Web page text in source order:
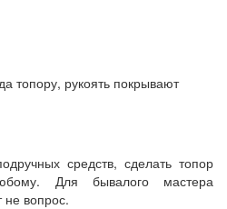
топору, рукоять покрывают
средств, сделать топор
Для бывалого мастера
не вопрос.